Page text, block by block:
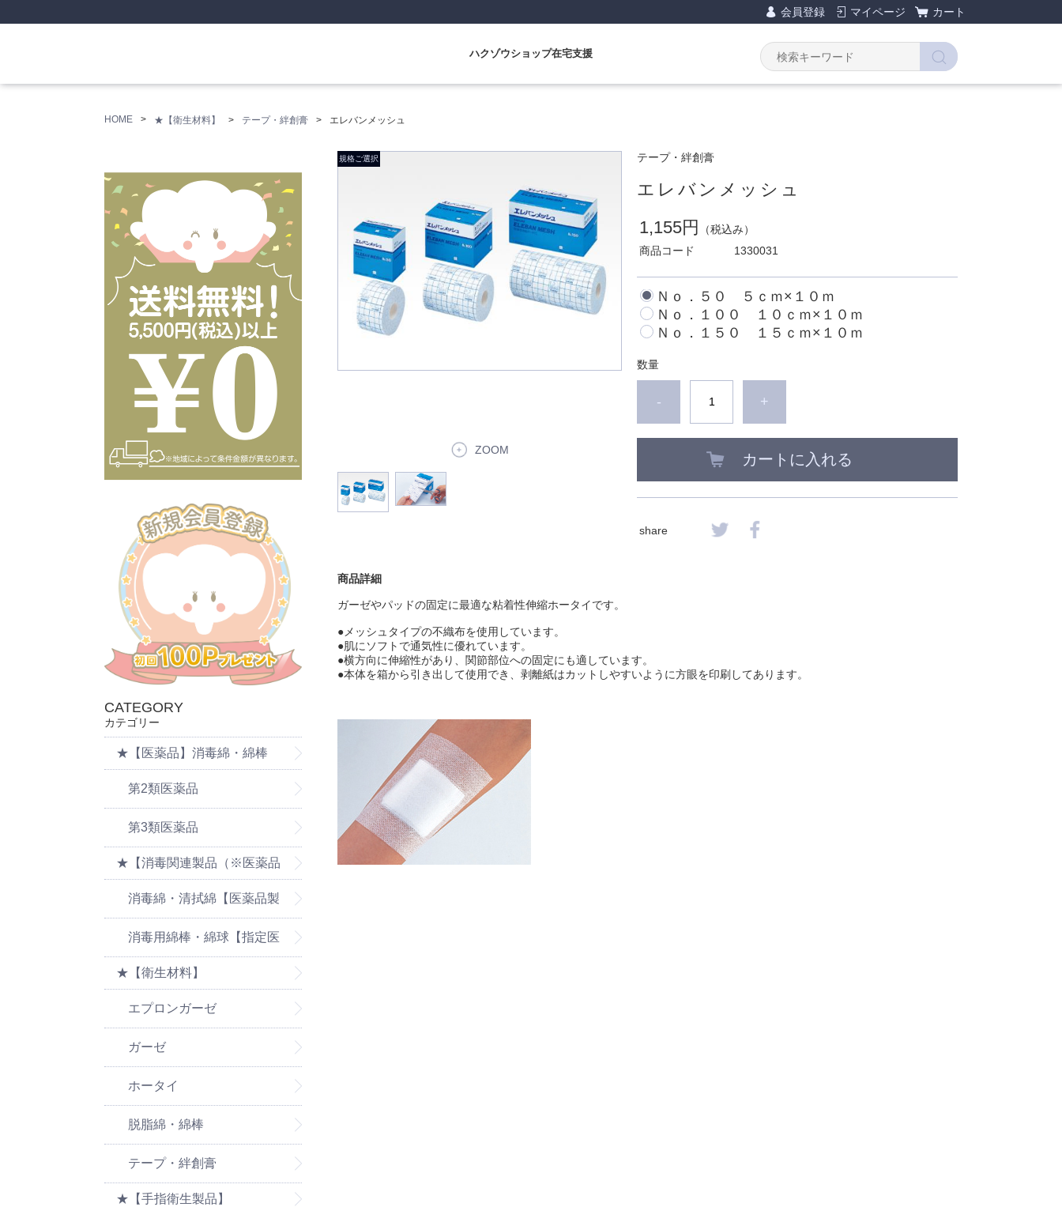
会員登録 マイページ カート
ハクゾウショップ在宅支援
HOME ★【衛生材料】 テープ・絆創膏 エレバンメッシュ
ZOOM
テープ・絆創膏
エレバンメッシュ
1,155円
（税込み）
商品コード
1330031
Ｎｏ．５０ ５ｃｍ×１０ｍ
Ｎｏ．１００ １０ｃｍ×１０ｍ
Ｎｏ．１５０ １５ｃｍ×１０ｍ
数量
- +
カートに入れる
share
商品詳細
ガーゼやパッドの固定に最適な粘着性伸縮ホータイです。
●メッシュタイプの不織布を使用しています。
●肌にソフトで通気性に優れています。
●横方向に伸縮性があり、関節部位への固定にも適しています。
●本体を箱から引き出して使用でき、剥離紙はカットしやすいように方眼を印刷してあります。
CATEGORY
カテゴリー
★【医薬品】消毒綿・綿棒
第2類医薬品
第3類医薬品
★【消毒関連製品（※医薬品
の消毒製品は医薬品ページを
消毒綿・清拭綿【医薬品製
品は医薬品ページをご覧くだ
さい】
消毒用綿棒・綿球【指定医
薬部外品】
★【衛生材料】
エプロンガーゼ
ガーゼ
ホータイ
脱脂綿・綿棒
テープ・絆創膏
★【手指衛生製品】